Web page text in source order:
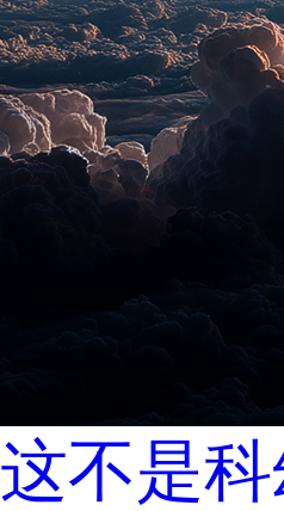
这不是科